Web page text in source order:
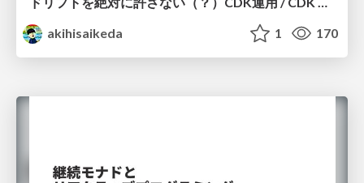
akihisaikeda
1 170